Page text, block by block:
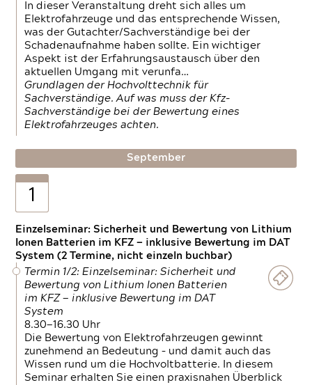
In dieser Veranstaltung dreht sich alles um
Elektrofahrzeuge und das entsprechende Wissen,
was der Gutachter/Sachverständige bei der
Schadenaufnahme haben sollte. Ein wichtiger
Aspekt ist der Erfahrungsaustausch über den
aktuellen Umgang mit verunfa…
Grundlagen der Hochvolttechnik für
Sachverständige. Auf was muss der Kfz-
Sachverständige bei der Bewertung eines
Elektrofahrzeuges achten.
September
1
Einzelseminar: Sicherheit und Bewertung von Lithium
Ionen Batterien im KFZ — inklusive Bewertung im DAT
System (2 Termine, nicht einzeln buchbar)
Termin 1/2: Einzelseminar: Sicherheit und
Bewertung von Lithium Ionen Batterien
im KFZ — inklusive Bewertung im DAT
System
8.30—16.30 Uhr
Die Bewertung von Elektrofahrzeugen gewinnt
zunehmend an Bedeutung – und damit auch das
Wissen rund um die Hochvoltbatterie. In diesem
Seminar erhalten Sie einen praxisnahen Überblick